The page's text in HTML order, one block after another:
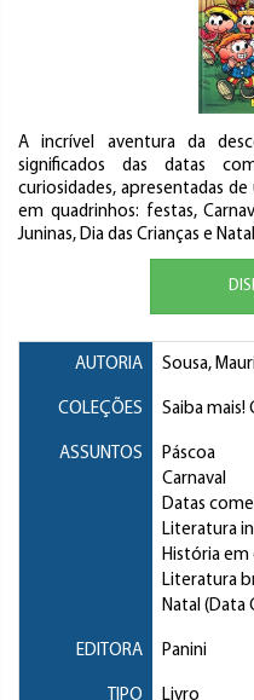
A incrível aventura da
significados das datas
curiosidades, apresentadas
em quadrinhos: festas,
Juninas, Dia das Crianças e
AUTORIA Sousa,
COLEÇÕES Saiba mais!
ASSUNTOS
Páscoa
Carnaval
Datas
Literatura
História em
Literatura
Natal (Data
EDITORA Panini
TIPO Livro